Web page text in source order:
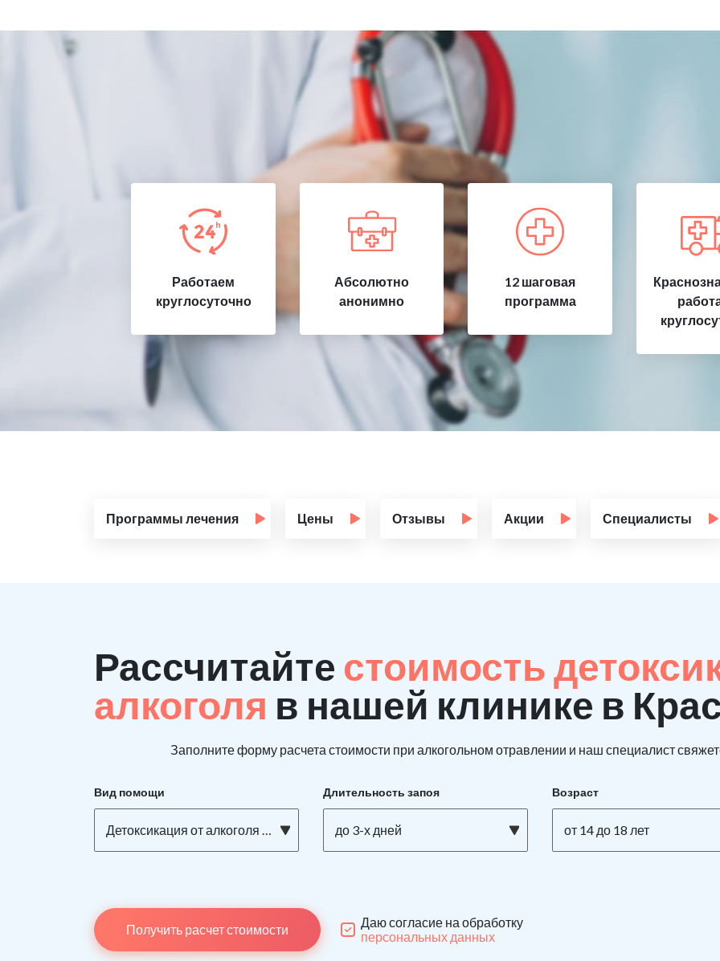
Работаем
круглосуточно
Абсолютно
анонимно
12 шаговая
программа
Программы лечения Цены Отзывы Акции Специалисты
Рассчитайте стоимость
алкоголя в нашей клинике в
Заполните форму расчета стоимости при алкогольном отравлении и наш специалист
Вид помощи
Детоксикация от алкоголя на дому
Длительность запоя
до 3-х дней
Возраст
от 14 до 18 лет
Получить расчет стоимости
Даю согласие на обработку
персональных данных